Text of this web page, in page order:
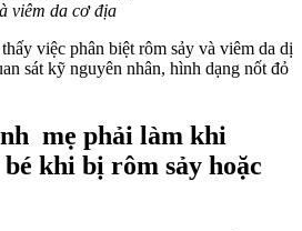
viêm da cơ địa
việc phân biệt rôm sảy và viêm da dị
sát kỹ nguyên nhân, hình dạng nốt đỏ
mẹ phải làm khi
bé khi bị rôm sảy hoặc